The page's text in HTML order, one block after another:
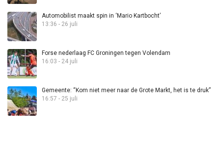
Automobilist maakt spin in ‘Mario Kartbocht’
13:36 - 26 juli
Forse nederlaag FC Groningen tegen Volendam
16:03 - 24 juli
Gemeente: “Kom niet meer naar de Grote Markt, het is te druk”
16:57 - 25 juli